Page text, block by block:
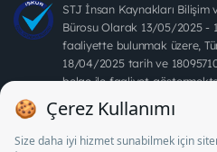
STJ İnsan Kaynakları Bilişim
Bürosu Olarak 13/05/2025 -
faaliyette bulunmak üzere,
18/04/2025 tarih ve
belge ile faaliyet
arayanlardan ücret alınması